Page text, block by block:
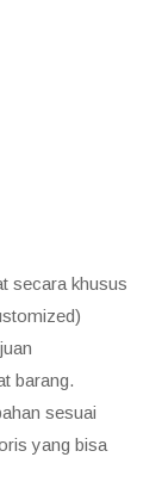
secara khusus
barang.
sesuai
yang bisa